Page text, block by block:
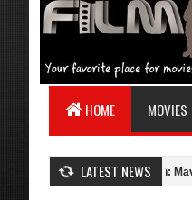
HOME MOVIES
LATEST NEWS
Κριτική: Top Gun: Maverick